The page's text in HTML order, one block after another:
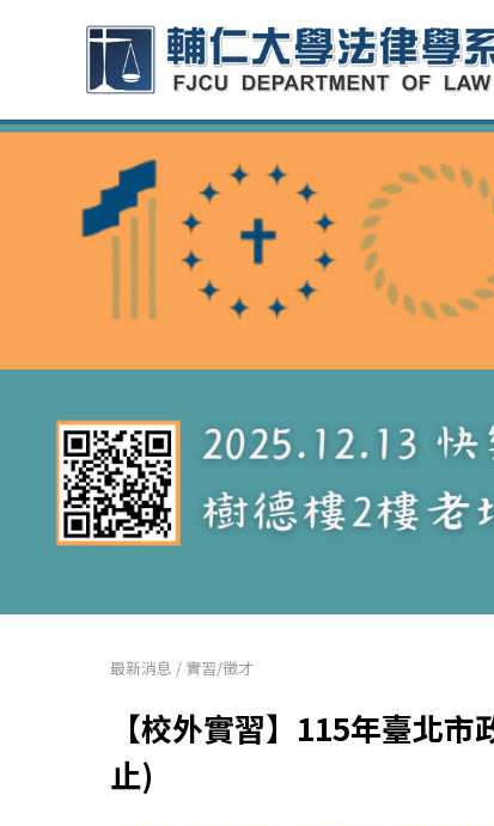
最新消息 / 實習/徵才
【校外實習】115年臺北
止)